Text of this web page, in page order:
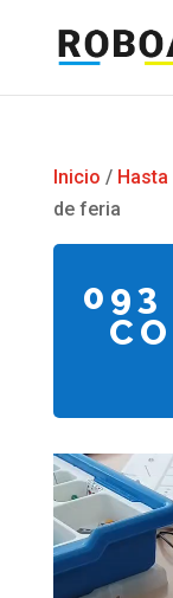
Inicio / Hasta
de feria
093